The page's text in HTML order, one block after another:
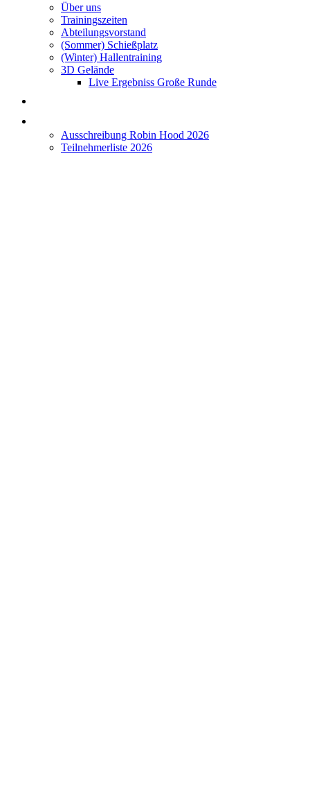
Über uns
Trainingszeiten
Abteilungsvorstand
(Sommer) Schießplatz
(Winter) Hallentraining
3D Gelände
Live Ergebniss Große Runde
Ausschreibung Robin Hood 2026
Teilnehmerliste 2026